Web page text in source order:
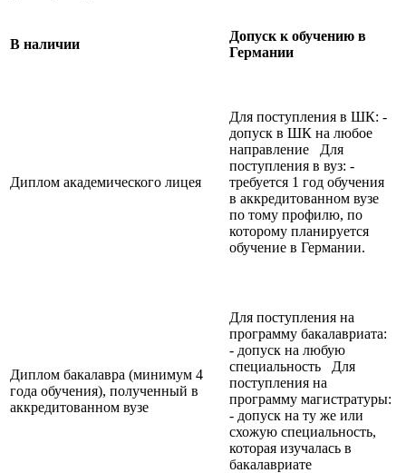
В наличии
Допуск к обучению в
Германии
Диплом академического лицея
Для поступления в ШК: -
допуск в ШК на любое
направление Для
поступления в вуз: -
требуется 1 год обучения
в аккредитованном вузе
по тому профилю, по
которому планируется
обучение в Германии.
Диплом бакалавра (минимум 4
года обучения), полученный в
аккредитованном вузе
Для поступления на
программу бакалавриата:
- допуск на любую
специальность Для
поступления на
программу магистратуры:
- допуск на ту же или
схожую специальность,
которая изучалась в
бакалавриате